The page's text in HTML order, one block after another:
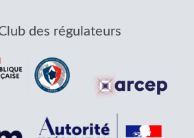
des régulateurs